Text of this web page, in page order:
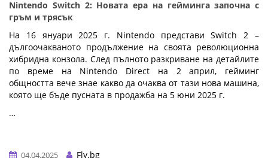
Nintendo Switch 2: Новата ера на гейминга започна с
гръм и трясък
На 16 януари 2025 г. Nintendo представи Switch 2 –
дългоочакваното продължение на своята революционна
хибридна конзола. След пълното разкриване на детайлите
по време на Nintendo Direct на 2 април, гейминг
общността вече знае какво да очаква от тази нова машина,
която ще бъде пусната в продажба на 5 юни 2025 г.
…
04.04.2025
Fly.bg